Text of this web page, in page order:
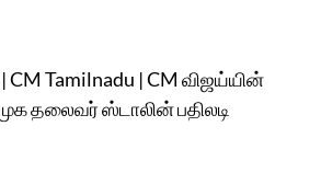
CM Tamilnadu | CM விஜய்யின்
தலைவர் ஸ்டாலின் பதிலடி